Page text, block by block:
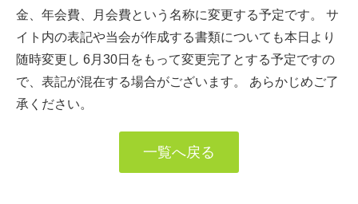
金、年会費、月会費という名称に変更する予定です。 サ
イト内の表記や当会が作成する書類についても本日より
随時変更し 6月30日をもって変更完了とする予定ですの
で、表記が混在する場合がございます。 あらかじめご了
承ください。
一覧へ戻る